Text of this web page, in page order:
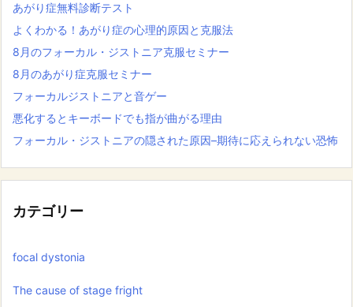
あがり症無料診断テスト
よくわかる！あがり症の心理的原因と克服法
8月のフォーカル・ジストニア克服セミナー
8月のあがり症克服セミナー
フォーカルジストニアと音ゲー
悪化するとキーボードでも指が曲がる理由
フォーカル・ジストニアの隠された原因–期待に応えられない恐怖
カテゴリー
focal dystonia
The cause of stage fright